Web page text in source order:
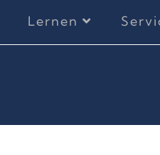
Lernen